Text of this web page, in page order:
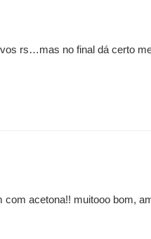
rs…mas no final dá certo
acetona!! muitooo bom,